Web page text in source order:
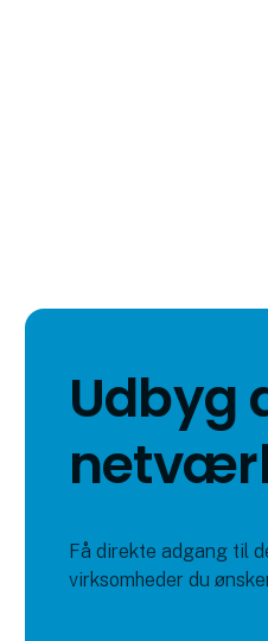
Udbyg
Få direkte adgang til
virksomheder du